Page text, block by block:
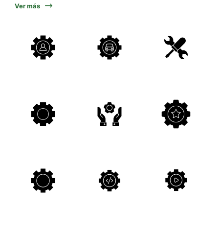
Ver más